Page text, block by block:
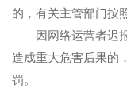
的，有关主管部门按
因网络运营者迟
造成重大危害后果的
罚。